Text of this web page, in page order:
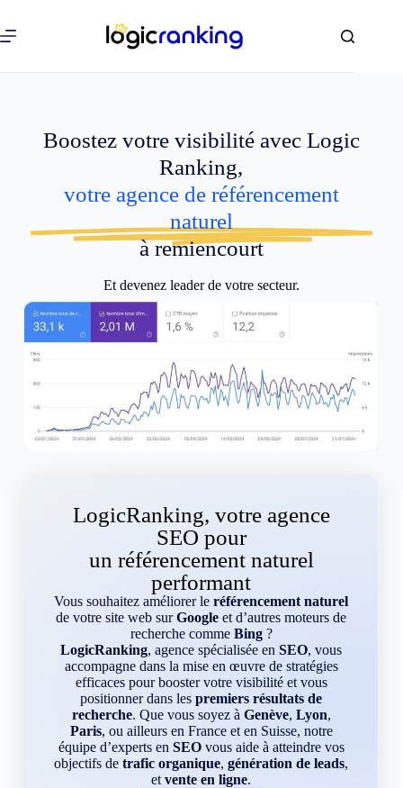
Boostez votre visibilité avec Logic
Ranking,
votre agence de référencement
naturel
à remiencourt
Et devenez leader de votre secteur.
LogicRanking, votre agence
SEO pour
un référencement naturel
performant
Vous souhaitez améliorer leréférencement naturel
de votre site web surGoogle et d’autres moteurs de
recherche comme Bing?
LogicRanking, agence spécialisée enSEO, vous
accompagne dans la mise en œuvre de stratégies
efficaces pour booster votre visibilité et vous
positionner dans lespremiers résultats de
recherche. Que vous soyez à Genève, Lyon,
Paris, ou ailleurs en France et en Suisse, notre
équipe d’experts en SEOvous aide à atteindre vos
objectifs detrafic organique,génération de leads,
etvente en ligne.